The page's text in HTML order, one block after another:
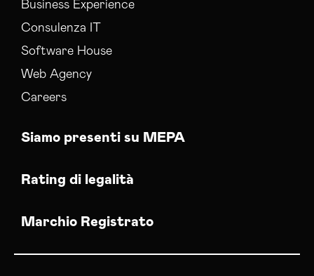
Business Experience
Consulenza IT
Software House
Web Agency
Careers
Siamo presenti su MEPA
Rating di legalità
Marchio Registrato